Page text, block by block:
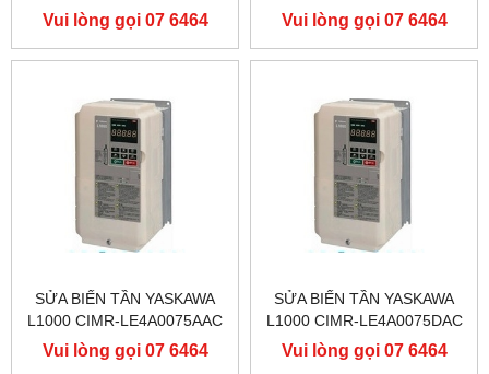
400V 45KW, BIẾN TẦN
YASKAWA L1000
Vui lòng gọi 07 6464
400V 45KW, BIẾN TẦN
YASKAWA L1000
Vui lòng gọi 07 6464
SỬA BIẾN TẦN YASKAWA
L1000 CIMR-LE4A0075AAC
400V 37KW, BIẾN TẦN
YASKAWA L1000
Vui lòng gọi 07 6464
SỬA BIẾN TẦN YASKAWA
L1000 CIMR-LE4A0075DAC
400V 37KW, BIẾN TẦN
YASKAWA L1000
Vui lòng gọi 07 6464